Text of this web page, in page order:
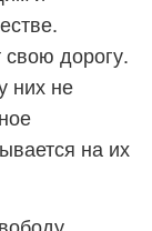
дорогу.
них не
на их